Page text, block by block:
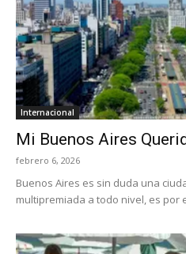
Internacional
Mi Buenos Aires
febrero 6, 2026
Buenos Aires es sin duda una
multipremiada a todo nivel, es por